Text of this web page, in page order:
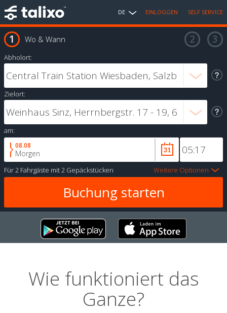
DE EINLOGGEN SELF SERVICE
Wo & Wann
Abholort:
Zielort:
am:
08.08
Morgen
Für2 Fahrgäste mit2 Gepäckstücken Weitere Optionen
Wie funktioniert das
Ganze?